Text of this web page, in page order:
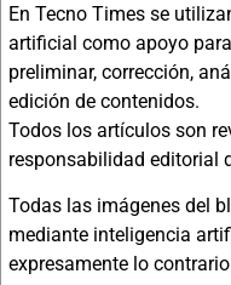
En Tecno Times se
artificial como apoyo
preliminar, corrección,
edición de contenidos.
Todos los artículos son
responsabilidad editorial
Todas las imágenes del
mediante inteligencia
expresamente lo